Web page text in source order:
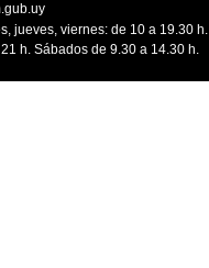
jueves, viernes: de 10 a 19.30 h.
h. Sábados de 9.30 a 14.30 h.